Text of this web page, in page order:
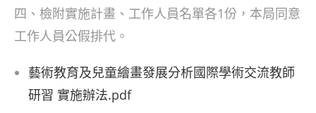
四、檢附實施計畫、工作人員名單各1份，本局同意
工作人員公假排代。
藝術教育及兒童繪畫發展分析國際學術交流教師
研習 實施辦法.pdf